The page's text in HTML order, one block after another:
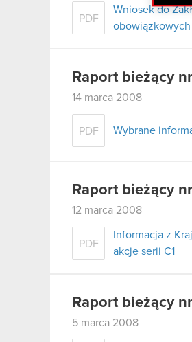
PDF
Wniosek do
obowiązkowych
Raport bieżący
14 marca 2008
PDF Wybrane
Raport bieżący
12 marca 2008
PDF
Informacja z
akcje serii C1
Raport bieżący
5 marca 2008